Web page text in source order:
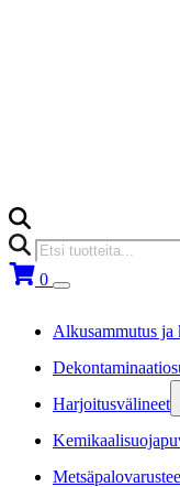
Products
search
0
Alkusammutus ja
Harjoitusvälineet